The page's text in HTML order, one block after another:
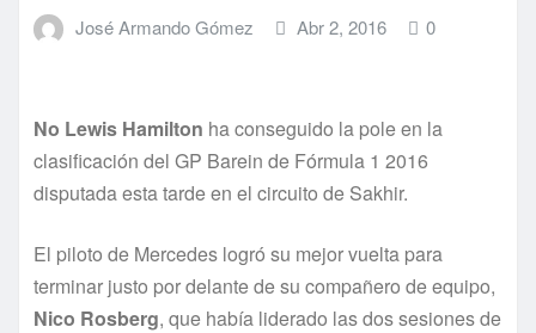
José Armando Gómez Abr 2, 2016 0
No Lewis Hamilton ha conseguido la pole en la
clasificación del GP Barein de Fórmula 1 2016
disputada esta tarde en el circuito de Sakhir.
El piloto de Mercedes logró su mejor vuelta para
terminar justo por delante de su compañero de equipo,
Nico Rosberg, que había liderado las dos sesiones de